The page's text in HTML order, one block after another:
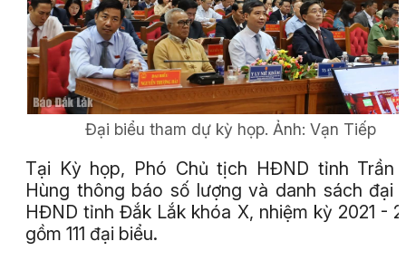
Đại biểu tham dự kỳ họp. Ảnh: Vạn Tiếp
Tại Kỳ họp, Phó Chủ tịch HĐND tỉnh Trần
Hùng thông báo số lượng và danh sách đại
HĐND tỉnh Đắk Lắk khóa X, nhiệm kỳ 2021 -
gồm 111 đại biểu.